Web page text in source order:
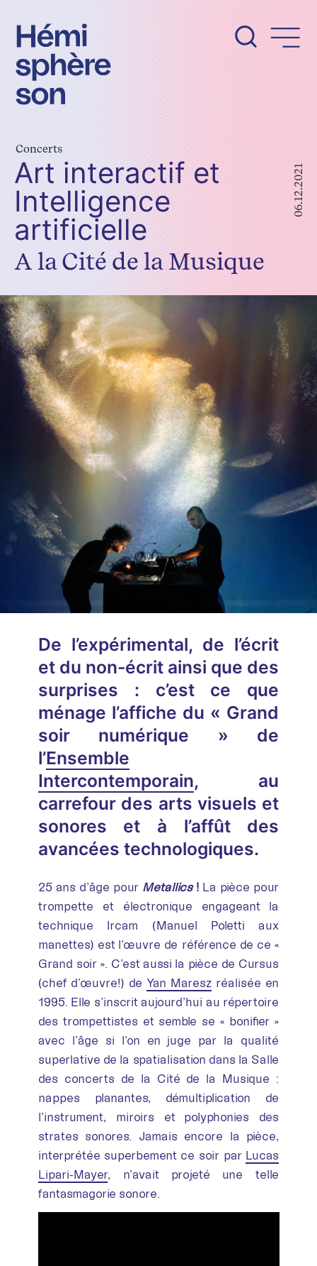
contenu
Concerts
Art interactif et
Intelligence
artificielle
A la Cité de la Musique
06.12.2021
De l’expérimental, de l’écrit
et du non-écrit ainsi que des
surprises : c’est ce que
ménage l’affiche du « Grand
soir numérique » de
l’Ensemble
Intercontemporain, au
carrefour des arts visuels et
sonores et à l’affût des
avancées technologiques.
25 ans d’âge pour Metallics! La pièce pour
trompette et électronique engageant la
technique Ircam (Manuel Poletti aux
manettes) est l’œuvre de référence de ce «
Grand soir ». C’est aussi la pièce de Cursus
(chef d’œuvre!) de Yan Maresz réalisée en
1995. Elle s’inscrit aujourd’hui au répertoire
des trompettistes et semble se « bonifier »
avec l’âge si l’on en juge par la qualité
superlative de la spatialisation dans la Salle
des concerts de la Cité de la Musique :
nappes planantes, démultiplication de
l’instrument, miroirs et polyphonies des
strates sonores. Jamais encore la pièce,
interprétée superbement ce soir par Lucas
Lipari-Mayer, n’avait projeté une telle
fantasmagorie sonore.